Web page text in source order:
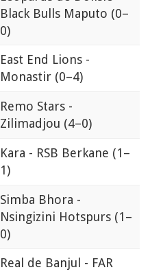
Black Bulls Maputo (0–
0)
East End Lions -
Monastir (0–4)
Remo Stars -
Zilimadjou (4–0)
Kara - RSB Berkane (1–
1)
Simba Bhora -
Nsingizini Hotspurs (1–
0)
Real de Banjul - FAR